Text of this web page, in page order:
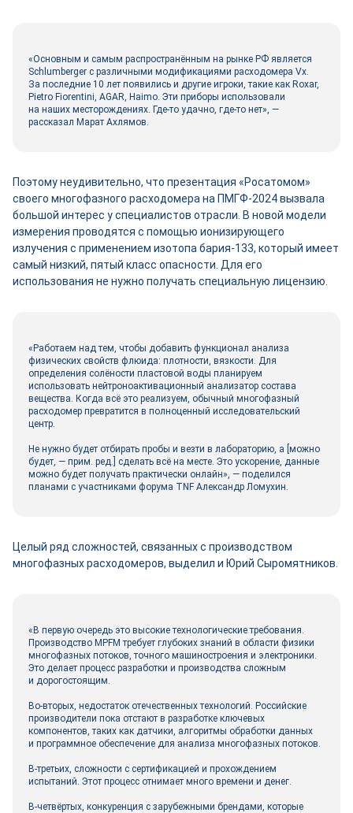
«Основным и самым распространённым на рынке РФ является
Schlumberger с различными модификациями расходомера Vx.
За последние 10 лет появились и другие игроки, такие как Roxar,
Pietro Fiorentini, AGAR, Haimo. Эти приборы использовали
на наших месторождениях. Где‑то удачно, где‑то нет», ―
рассказал Марат Ахлямов.
Поэтому неудивительно, что презентация «Росатомом»
своего многофазного расходомера на ПМГФ‑2024 вызвала
большой интерес у специалистов отрасли. В новой модели
измерения проводятся с помощью ионизирующего
излучения с применением изотопа бария‑133, который имеет
самый низкий, пятый класс опасности. Для его
использования не нужно получать специальную лицензию.
«Работаем над тем, чтобы добавить функционал анализа
физических свой­ств флюида: плотности, вязкости. Для
определения солёности пластовой воды планируем
использовать нейтроноактивационный анализатор состава
вещества. Когда всё это реализуем, обычный многофазный
расходомер превратится в полноценный исследовательский
центр.
Не нужно будет отбирать пробы и везти в лабораторию, а [можно
будет, ― прим. ред.] сделать всё на месте. Это ускорение, данные
можно будет получать практически онлайн», ― поделился
планами с участниками форума TNF Александр Ломухин.
Целый ряд сложностей, связанных с производством
многофазных расходомеров, выделил и Юрий Сыромятников.
«В первую очередь это высокие технологические требования.
Производство MPFM требует глубоких знаний в области физики
многофазных потоков, точного машиностроения и электроники.
Это делает процесс разработки и производства сложным
и дорогостоящим.
Во-вторых, недостаток отечественных технологий. Российские
производители пока отстают в разработке ключевых
компонентов, таких как датчики, алгоритмы обработки данных
и программное обеспечение для анализа многофазных потоков.
В-третьих, сложности с сертификацией и прохождением
испытаний. Этот процесс отнимает много времени и денег.
В-четвёртых, конкуренция с зарубежными брендами, которые